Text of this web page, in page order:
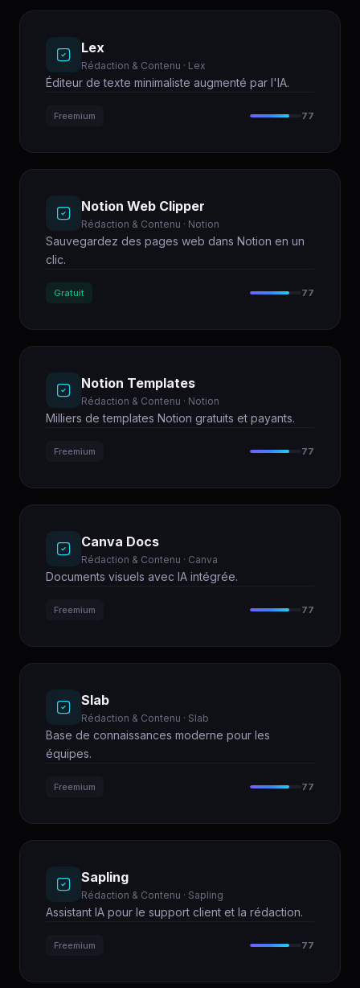
Lex
Rédaction & Contenu · Lex
Éditeur de texte minimaliste augmenté par l'IA.
Freemium 77
Notion Web Clipper
Rédaction & Contenu · Notion
Sauvegardez des pages web dans Notion en un
clic.
Gratuit 77
Notion Templates
Rédaction & Contenu · Notion
Milliers de templates Notion gratuits et payants.
Freemium 77
Canva Docs
Rédaction & Contenu · Canva
Documents visuels avec IA intégrée.
Freemium 77
Slab
Rédaction & Contenu · Slab
Base de connaissances moderne pour les
équipes.
Freemium 77
Sapling
Rédaction & Contenu · Sapling
Assistant IA pour le support client et la rédaction.
Freemium 77